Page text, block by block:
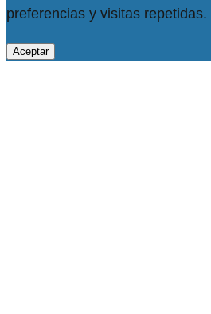
preferencias y visitas repetidas.
Aceptar